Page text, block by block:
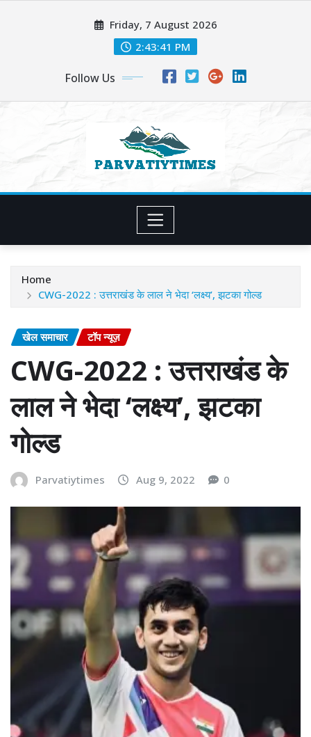
Friday, 7 August 2026
2:43:42 PM
Follow Us
Home
CWG-2022 : उत्तराखंड के लाल ने भेदा ‘लक्ष्य’, झटका गोल्ड
खेल समाचार टॉप न्यूज़
CWG-2022 : उत्तराखंड के
लाल ने भेदा ‘लक्ष्य’, झटका
गोल्ड
Parvatiytimes Aug 9, 2022 0